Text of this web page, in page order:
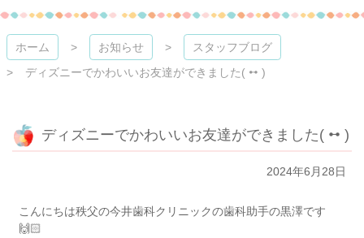
プ
ホーム お知らせ
スタッフブログ
ディズニーでかわいいお友達ができました( ꕹ )
ディズニーでかわいいお友達ができました( ꕹ )
2024年6月28日
こんにちは秩父の今井歯科クリニックの歯科助手の黒澤です
🙌🏻